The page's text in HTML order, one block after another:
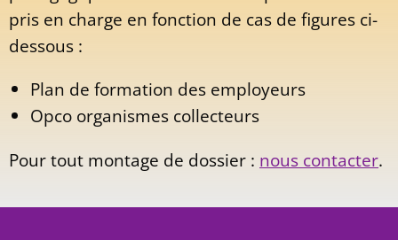
pris en charge en fonction de cas de figures ci-
dessous :
Plan de formation des employeurs
Opco organismes collecteurs
Pour tout montage de dossier : nous contacter.